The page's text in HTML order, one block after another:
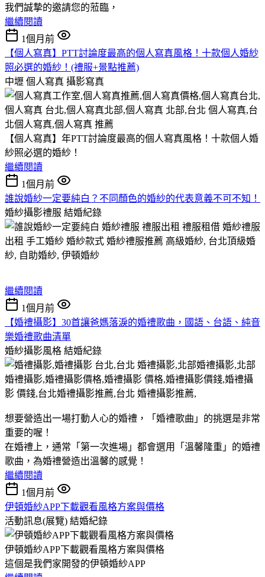
我們誠摯的邀請您的蒞臨，
繼續閱讀
1個月前
【個人寫真】PTT討論度最高的個人寫真風格！十款個人婚紗
照必選的婚紗！(禮服+景點推薦)
中壢 個人寫真 攝影寫真
【個人寫真】年PTT討論度最高的個人寫真風格！十款個人婚
紗照必選的婚紗！
繼續閱讀
1個月前
誰說婚紗一定要純白？不同顏色的婚紗的代表意義不可不知！
婚紗攝影禮服 結婚紀錄
繼續閱讀
1個月前
【婚禮攝影】30首讓爸媽落淚的婚禮歌曲，國語、台語、純音
樂婚禮歌曲清單
婚紗攝影風格 結婚紀錄
想要營造出一場打動人心的婚禮，「婚禮歌曲」的挑選是非常
重要的喔！
在婚禮上，通常「第一次進場」都會選用「溫馨隆重」的婚禮
歌曲，為婚禮營造出溫馨的感覺！
繼續閱讀
1個月前
伊頓婚紗APP下載觀看風格方案與價格
活動訊息(展覽) 結婚紀錄
伊頓婚紗APP下載觀看風格方案與價格
這個是我們家開發的伊頓婚紗APP